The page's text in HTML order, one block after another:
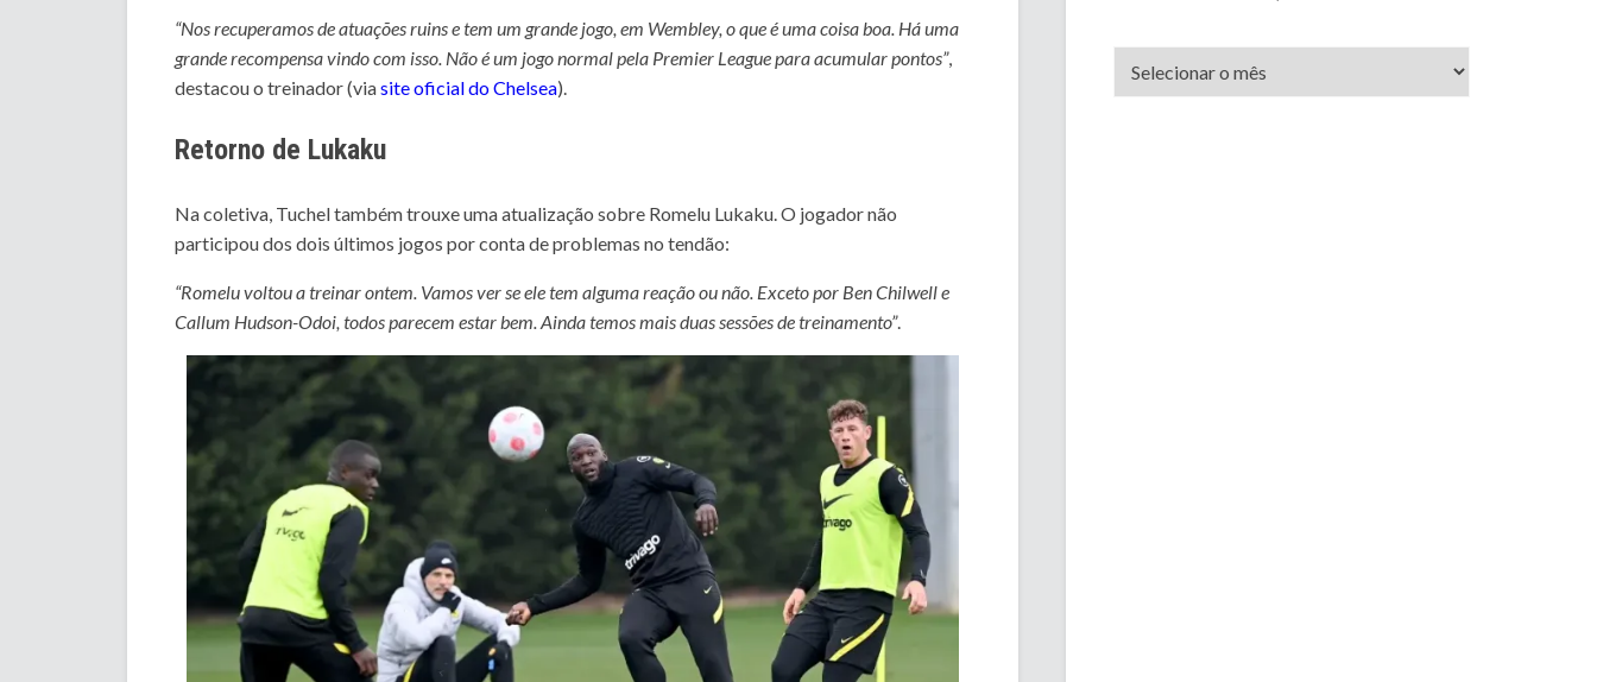
“Nos recuperamos de atuações ruins e tem um grande jogo, em Wembley, o que é uma coisa boa. Há uma
grande recompensa vindo com isso. Não é um jogo normal pela Premier League para acumular pontos”,
destacou o treinador (viasite oficial do Chelsea).
Retorno de Lukaku
Na coletiva, Tuchel também trouxe uma atualização sobre Romelu Lukaku. O jogadornão
participou dos dois últimos jogos por conta de problemas no tendão:
“Romelu voltou a treinar ontem. Vamos ver se ele tem alguma reação ou não. Exceto por Ben Chilwell e
Callum Hudson-Odoi, todos parecem estar bem. Ainda temos mais duas sessões de treinamento”.